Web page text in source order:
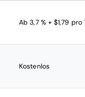
Ab 3,7 % + $1,79 pro
Kostenlos